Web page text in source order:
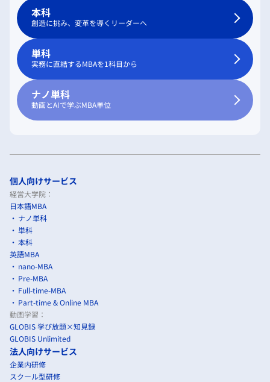
本科
創造に挑み、変革を導くリーダーへ
単科
実務に直結するMBAを1科目から
ナノ単科
動画とAIで学ぶMBA単位
個人向けサービス
経営大学院：
日本語MBA
ナノ単科
単科
本科
英語MBA
nano-MBA
Pre-MBA
Full-time-MBA
Part-time & Online MBA
動画学習：
GLOBIS 学び放題×知見録
GLOBIS Unlimited
法人向けサービス
企業内研修
スクール型研修